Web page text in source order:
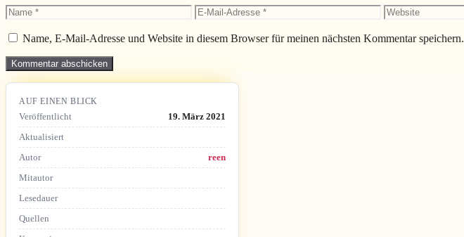
Name
E-
Mail-
Adresse
Website
Name, E-Mail-Adresse und Website in diesem Browser für meinen nächsten Kommentar speichern.
AUF EINEN BLICK
Veröffentlicht
19. März 2021
Aktualisiert
Autor
reen
Mitautor
Lesedauer
Quellen